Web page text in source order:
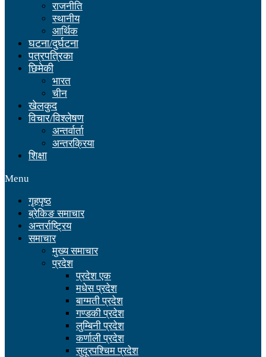
राजनीति
स्थानीय
आर्थिक
घटना/दुर्घटना
पत्रपत्रिका
छिमेकी
भारत
चीन
खेलकुद
विचार/विश्लेषण
अन्तर्वार्ता
अन्तरक्रिया
शिक्षा
Menu
गृहपृष्ठ
ब्रेकिङ समाचार
अन्तर्राष्ट्रिय
समाचार
मुख्य समाचार
प्रदेश
प्रदेश एक
मधेस प्रदेश
बाग्मती प्रदेश
गण्डकी प्रदेश
लुम्बिनी प्रदेश
कर्णाली प्रदेश
सुदूरपश्चिम प्रदेश